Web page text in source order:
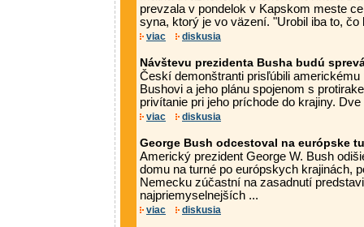
prevzala v pondelok v Kapskom meste
syna, ktorý je vo väzení. "Urobil iba to,
viac diskusia
Návštevu prezidenta Busha budú
Českí demonštranti prisľúbili americkému
Bushovi a jeho plánu spojenom s
privítanie pri jeho príchode do krajiny.
viac diskusia
George Bush odcestoval na európske
Americký prezident George W. Bush
domu na turné po európskych krajinách,
Nemecku zúčastní na zasadnutí
najpriemyselnejších ...
viac diskusia